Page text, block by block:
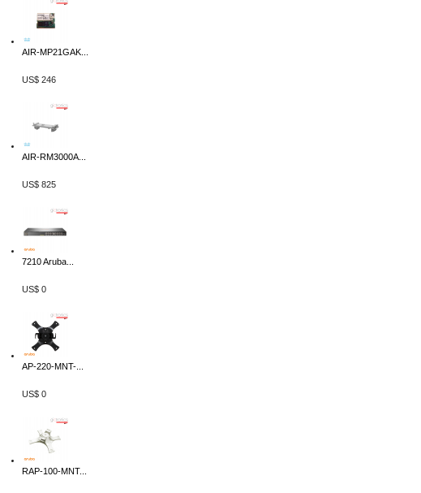
AIR-MP21GAK...
US$ 246
AIR-RM3000A...
US$ 825
7210 Aruba...
US$ 0
AP-220-MNT-...
US$ 0
RAP-100-MNT...